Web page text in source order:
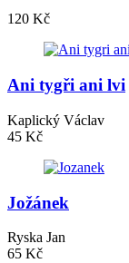
120 Kč
Ani tygři ani lvi
Kaplický Václav
45 Kč
Jožánek
Ryska Jan
65 Kč